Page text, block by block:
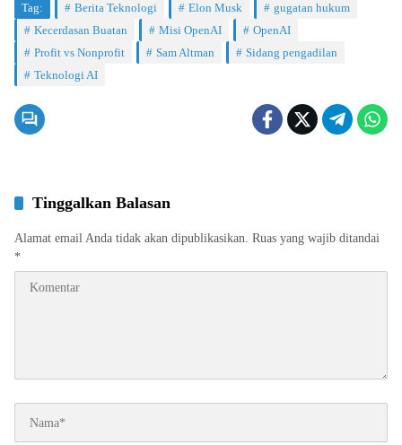
Tag: Berita Teknologi Elon Musk
gugatan hukum
Kecerdasan Buatan
Misi OpenAI
OpenAI
Profit vs Nonprofit
Sam Altman
Sidang pengadilan
Teknologi AI
Tinggalkan Balasan
Alamat email Anda tidak akan dipublikasikan. Ruas yang wajib ditandai
*